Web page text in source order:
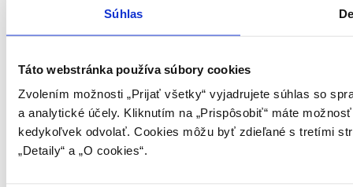
Súhlas
Táto webstránka používa súbory cookies
Zvolením možnosti „Prijať všetky“ vyjadrujete súhlas so
a analytické účely. Kliknutím na „Prispôsobiť“ máte
kedykoľvek odvolať. Cookies môžu byť zdieľané s tretími
„Detaily“ a „O cookies“.